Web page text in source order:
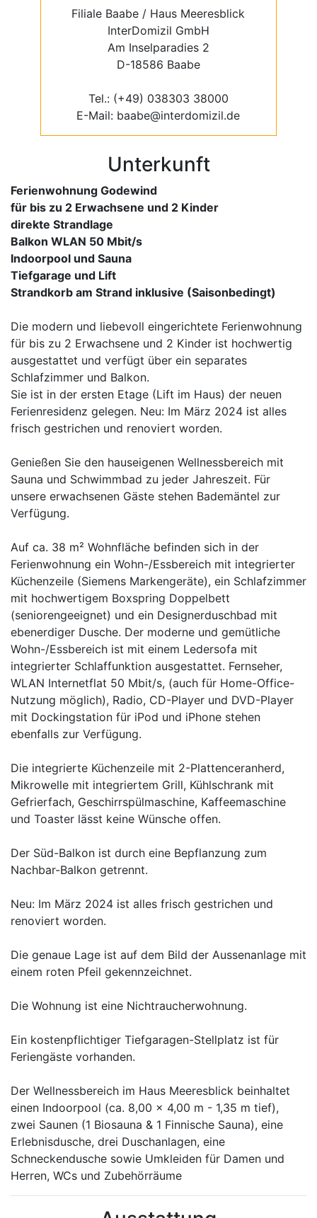
Filiale Baabe / Haus Meeresblick
InterDomizil GmbH
Am Inselparadies 2
D-18586 Baabe
Tel.: (+49) 038303 38000
E-Mail: baabe@interdomizil.de
Unterkunft
Ferienwohnung Godewind
für bis zu 2 Erwachsene und 2 Kinder
direkte Strandlage
Balkon WLAN 50 Mbit/s
Indoorpool und Sauna
Tiefgarage und Lift
Strandkorb am Strand inklusive (Saisonbedingt)
Die modern und liebevoll eingerichtete Ferienwohnung
für bis zu 2 Erwachsene und 2 Kinder ist hochwertig
ausgestattet und verfügt über ein separates
Schlafzimmer und Balkon.
Sie ist in der ersten Etage (Lift im Haus) der neuen
Ferienresidenz gelegen. Neu: Im März 2024 ist alles
frisch gestrichen und renoviert worden.
Genießen Sie den hauseigenen Wellnessbereich mit
Sauna und Schwimmbad zu jeder Jahreszeit. Für
unsere erwachsenen Gäste stehen Bademäntel zur
Verfügung.
Auf ca. 38 m² Wohnfläche befinden sich in der
Ferienwohnung ein Wohn-/Essbereich mit integrierter
Küchenzeile (Siemens Markengeräte), ein Schlafzimmer
mit hochwertigem Boxspring Doppelbett
(seniorengeeignet) und ein Designerduschbad mit
ebenerdiger Dusche. Der moderne und gemütliche
Wohn-/Essbereich ist mit einem Ledersofa mit
integrierter Schlaffunktion ausgestattet. Fernseher,
WLAN Internetflat 50 Mbit/s, (auch für Home-Office-
Nutzung möglich), Radio, CD-Player und DVD-Player
mit Dockingstation für iPod und iPhone stehen
ebenfalls zur Verfügung.
Die integrierte Küchenzeile mit 2-Plattenceranherd,
Mikrowelle mit integriertem Grill, Kühlschrank mit
Gefrierfach, Geschirrspülmaschine, Kaffeemaschine
und Toaster lässt keine Wünsche offen.
Der Süd-Balkon ist durch eine Bepflanzung zum
Nachbar-Balkon getrennt.
Neu: Im März 2024 ist alles frisch gestrichen und
renoviert worden.
Die genaue Lage ist auf dem Bild der Aussenanlage mit
einem roten Pfeil gekennzeichnet.
Die Wohnung ist eine Nichtraucherwohnung.
Ein kostenpflichtiger Tiefgaragen-Stellplatz ist für
Feriengäste vorhanden.
Der Wellnessbereich im Haus Meeresblick beinhaltet
einen Indoorpool (ca. 8,00 x 4,00 m - 1,35 m tief),
zwei Saunen (1 Biosauna & 1 Finnische Sauna), eine
Erlebnisdusche, drei Duschanlagen, eine
Schneckendusche sowie Umkleiden für Damen und
Herren, WCs und Zubehörräume